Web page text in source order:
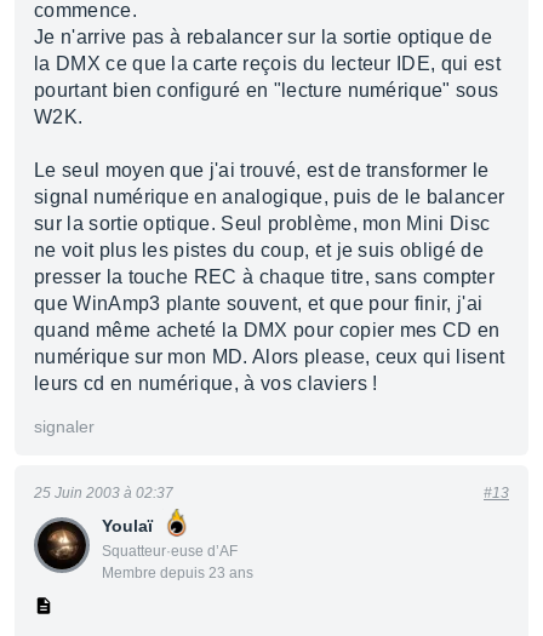
commence.
Je n'arrive pas à rebalancer sur la sortie optique de
la DMX ce que la carte reçois du lecteur IDE, qui est
pourtant bien configuré en "lecture numérique" sous
W2K.
Le seul moyen que j'ai trouvé, est de transformer le
signal numérique en analogique, puis de le balancer
sur la sortie optique. Seul problème, mon Mini Disc
ne voit plus les pistes du coup, et je suis obligé de
presser la touche REC à chaque titre, sans compter
que WinAmp3 plante souvent, et que pour finir, j'ai
quand même acheté la DMX pour copier mes CD en
numérique sur mon MD. Alors please, ceux qui lisent
leurs cd en numérique, à vos claviers !
signaler
Youlaï
Squatteur·euse d’AF
Membre depuis 23 ans
25 Juin 2003 à 02:37 #13